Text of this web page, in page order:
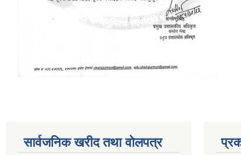
सार्वजनिक खरीद तथा वाेलपत्र